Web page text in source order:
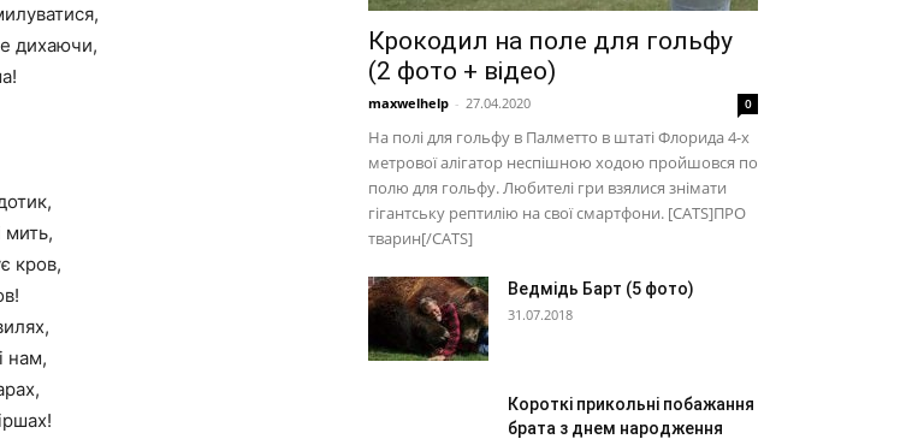
дихаючи,
мить,
кров,
нам,
Крокодил на поле для гольфу
(2 фото + відео)
maxwelhelp - 27.04.2020 0
На полі для гольфу в Палметто в штаті Флорида 4-х
метрової алігатор неспішною ходою пройшовся по
полю для гольфу. Любителі гри взялися знімати
гігантську рептилію на свої смартфони. [CATS]ПРО
тварин[/CATS]
Ведмідь Барт (5 фото)
31.07.2018
Короткі прикольні побажання
брата з днем народження